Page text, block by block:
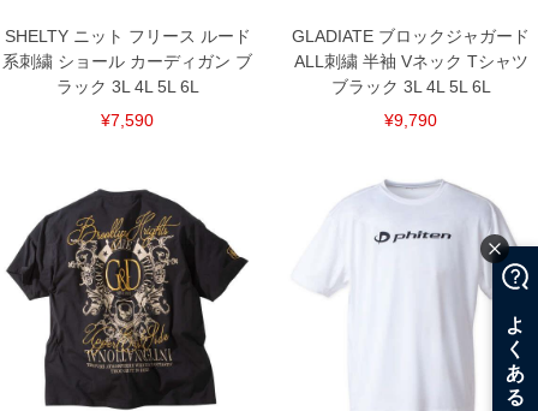
DETAIL
SHELTY ニット フリース ルード
系刺繍 ショール カーディガン ブ
ラック 3L 4L 5L 6L
¥7,590
GLADIATE ブロックジャガード
ALL刺繍 半袖 Vネック Tシャツ
ブラック 3L 4L 5L 6L
¥9,790